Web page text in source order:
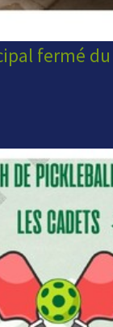
fermé